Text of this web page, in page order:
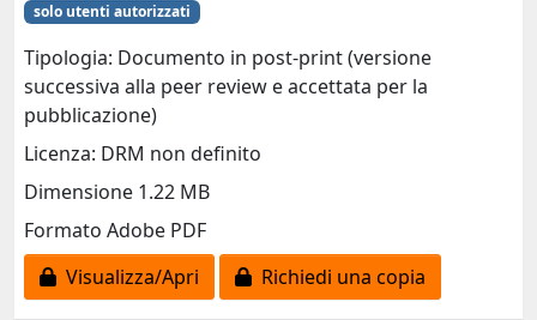
solo utenti autorizzati
Tipologia: Documento in post-print (versione
successiva alla peer review e accettata per la
pubblicazione)
Licenza: DRM non definito
Dimensione 1.22 MB
Formato Adobe PDF
Visualizza/Apri
Richiedi una copia